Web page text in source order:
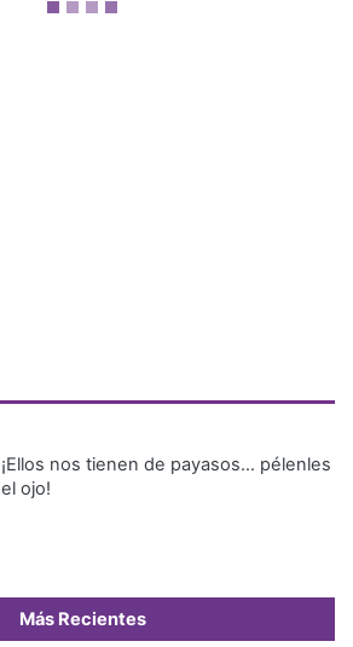
¡Ellos nos tienen de payasos… pélenles
el ojo!
Más Recientes